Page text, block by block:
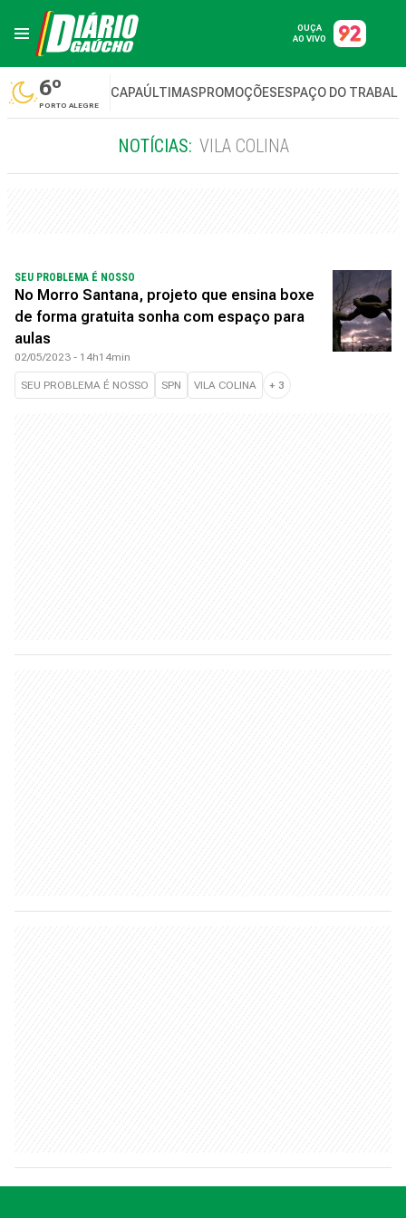
OUÇA
AO VIVO
6º
PORTO ALEGRE
CAPAÚLTIMASPROMOÇÕESESPAÇO DO
NOTÍCIAS: VILA COLINA
SEU PROBLEMA É NOSSO
No Morro Santana, projeto que ensina boxe
de forma gratuita sonha com espaço para
aulas
02/05/2023 - 14h14min
SEU PROBLEMA É NOSSO SPN VILA COLINA + 3